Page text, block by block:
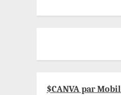
$CANVA par